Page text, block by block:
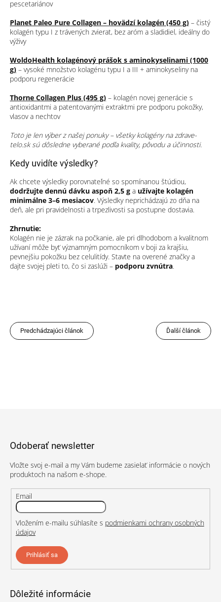
pescetariánov
Planet Paleo Pure Collagen – hovädzí kolagén (450 g) – čistý
kolagén typu I z trávených zvierat, bez aróm a sladidiel, ideálny do
výživy
WoldoHealth kolagénový prášok s aminokyselinami (1000
g) – vysoké množstvo kolagénu typu I a III + aminokyseliny na
podporu regenerácie
Thorne Collagen Plus (495 g) – kolagén novej generácie s
antioxidantmi a patentovanými extraktmi pre podporu pokožky,
vlasov a nechtov
Toto je len výber z našej ponuky – všetky kolagény na zdrave-
telo.sk sú dôsledne vyberané podľa kvality, pôvodu a účinnosti.
Kedy uvidíte výsledky?
Ak chcete výsledky porovnateľné so spomínanou štúdiou,
dodržujte dennú dávku aspoň 2,5 g a užívajte kolagén
minimálne 3–6 mesiacov. Výsledky neprichádzajú zo dňa na
deň, ale pri pravidelnosti a trpezlivosti sa postupne dostavia.
Zhrnutie:
Kolagén nie je zázrak na počkanie, ale pri dlhodobom a kvalitnom
užívaní môže byť významným pomocníkom v boji za krajšiu,
pevnejšiu pokožku bez celulitídy. Stavte na overené značky a
dajte svojej pleti to, čo si zaslúži – podporu zvnútra.
Predchádzajúci článok Ďalší článok
Odoberať newsletter
Vložte svoj e-mail a my Vám budeme zasielať informácie o nových
produktoch na našom e-shope.
Email
Vložením e-mailu súhlasíte s podmienkami ochrany osobných
údajov
Prihlásiť sa
Dôležité informácie